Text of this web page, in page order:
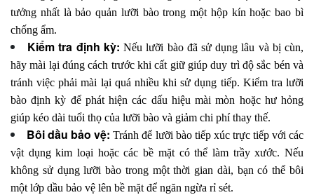
tưởng nhất là bảo quản lưỡi bào trong một hộp kín hoặc bao bì
chống ẩm.
Kiểm tra định kỳ: Nếu lưỡi bào đã sử dụng lâu và bị cùn,
hãy mài lại đúng cách trước khi cất giữ giúp duy trì độ sắc bén và
tránh việc phải mài lại quá nhiều khi sử dụng tiếp. Kiểm tra lưỡi
bào định kỳ để phát hiện các dấu hiệu mài mòn hoặc hư hỏng
giúp kéo dài tuổi thọ của lưỡi bào và giảm chi phí thay thế.
Bôi dầu bảo vệ: Tránh để lưỡi bào tiếp xúc trực tiếp với các
vật dụng kim loại hoặc các bề mặt có thể làm trầy xước. Nếu
không sử dụng lưỡi bào trong một thời gian dài, bạn có thể bôi
một lớp dầu bảo vệ lên bề mặt để ngăn ngừa rỉ sét.